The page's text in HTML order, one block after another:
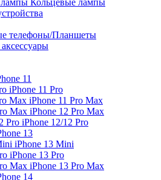
Кольцевые лампы
телефоны/Планшеты
11
iPhone 11 Pro
iPhone 11 Pro Max
iPhone 12 Pro Max
iPhone 12/12 Pro
13
iPhone 13 Mini
iPhone 13 Pro
iPhone 13 Pro Max
14